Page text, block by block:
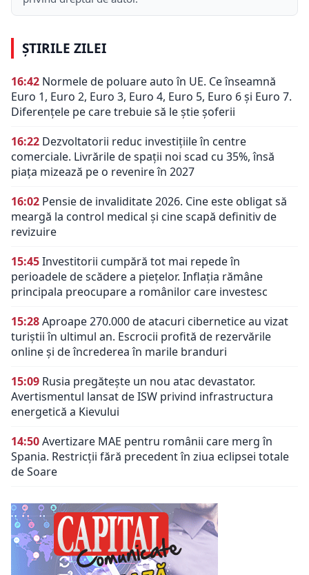
ȘTIRILE ZILEI
16:42 Normele de poluare auto în UE. Ce înseamnă
Euro 1, Euro 2, Euro 3, Euro 4, Euro 5, Euro 6 și Euro 7.
Diferențele pe care trebuie să le știe șoferii
16:22 Dezvoltatorii reduc investițiile în centre
comerciale. Livrările de spații noi scad cu 35%, însă
piața mizează pe o revenire în 2027
16:02 Pensie de invaliditate 2026. Cine este obligat să
meargă la control medical și cine scapă definitiv de
revizuire
15:45Investitorii cumpără tot mai repede în
perioadele de scădere a piețelor. Inflația rămâne
principala preocupare a românilor care investesc
15:28Aproape 270.000 de atacuri cibernetice au vizat
turiștii în ultimul an. Escrocii profită de rezervările
online și de încrederea în marile branduri
15:09 Rusia pregătește un nou atac devastator.
Avertismentul lansat de ISW privind infrastructura
energetică a Kievului
14:50Avertizare MAE pentru românii care merg în
Spania. Restricții fără precedent în ziua eclipsei totale
de Soare